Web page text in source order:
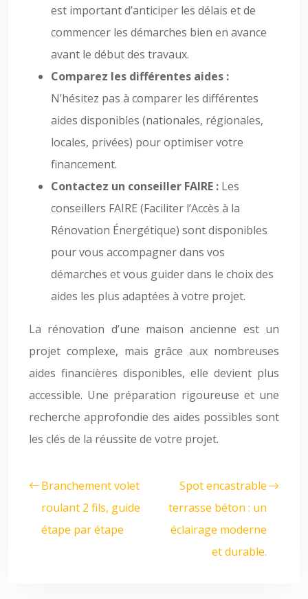
est important d’anticiper les délais et de
commencer les démarches bien en avance
avant le début des travaux.
Comparez les différentes aides :
N’hésitez pas à comparer les différentes
aides disponibles (nationales, régionales,
locales, privées) pour optimiser votre
financement.
Contactez un conseiller FAIRE : Les
conseillers FAIRE (Faciliter l’Accès à la
Rénovation Énergétique) sont disponibles
pour vous accompagner dans vos
démarches et vous guider dans le choix des
aides les plus adaptées à votre projet.
La rénovation d’une maison ancienne est un
projet complexe, mais grâce aux nombreuses
aides financières disponibles, elle devient plus
accessible. Une préparation rigoureuse et une
recherche approfondie des aides possibles sont
les clés de la réussite de votre projet.
Branchement volet
roulant 2 fils, guide
étape par étape
Spot encastrable
terrasse béton : un
éclairage moderne
et durable.